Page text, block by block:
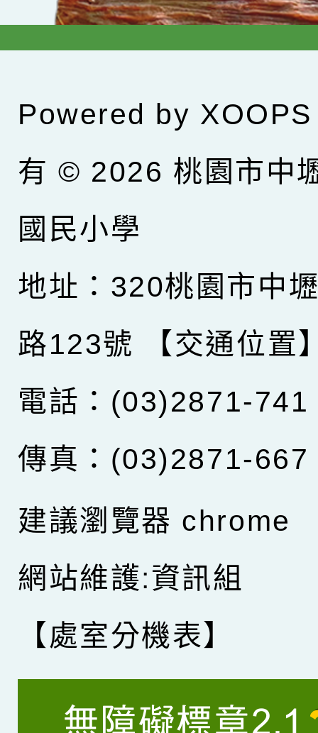
Powered by XOOPS
有 © 2026 桃園市中
國民小學
地址：320桃園市中
路123號
【交通位置
電話：(03)2871-741
傳真：(03)2871-667
建議瀏覽器 chrome
網站維護:資訊組
【處室分機表】